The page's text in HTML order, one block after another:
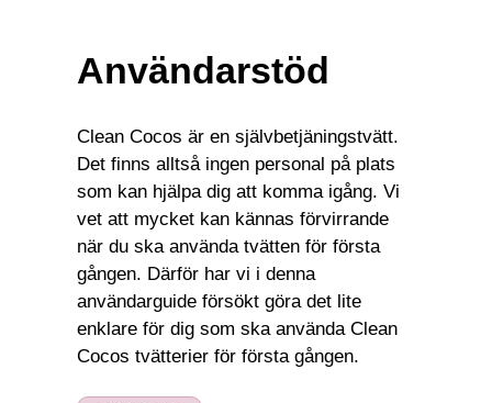
Användarstöd
Clean Cocos är en självbetjäningstvätt.
Det finns alltså ingen personal på plats
som kan hjälpa dig att komma igång. Vi
vet att mycket kan kännas förvirrande
när du ska använda tvätten för första
gången. Därför har vi i denna
användarguide försökt göra det lite
enklare för dig som ska använda Clean
Cocos tvätterier för första gången.